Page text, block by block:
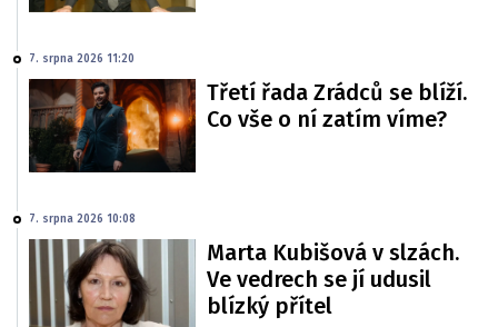
7. srpna 2026 11:20
Třetí řada Zrádců se blíží.
Co vše o ní zatím víme?
7. srpna 2026 10:08
Marta Kubišová v slzách.
Ve vedrech se jí udusil
blízký přítel